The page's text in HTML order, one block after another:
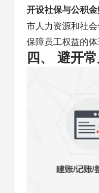
开设社保与公积
市人力资源和社
保障员工权益的体
四、 避开